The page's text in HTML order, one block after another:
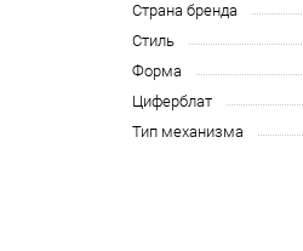
Страна бренда
Стиль
Форма
Циферблат
Тип механизма